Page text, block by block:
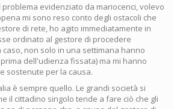
evidenziato da mariocenci, volevo
mi sono reso conto degli ostacoli che
di rete, ho agito immediatamente in
ordinato al gestore di procedere
non solo in una settimana hanno
dell'udienza fissata) ma mi hanno
sostenute per la causa.
è sempre quello. Le grandi società si
il cittadino singolo tende a fare ciò che gli